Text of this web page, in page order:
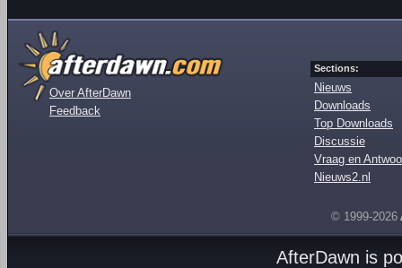
Over AfterDawn
Feedback
Sections:
Nieuws
Downloads
Top Downloads
Discussie
Vraag en
Nieuws2.nl
© 1999-2026
AfterDawn is